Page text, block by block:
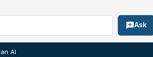
menjaga kualitas makanan, yang semuanya
BGN dapat segera melakukan konsolidasi
kementerian dan lembaga, serta
daerah—baik provinsi maupun
Ask
AI